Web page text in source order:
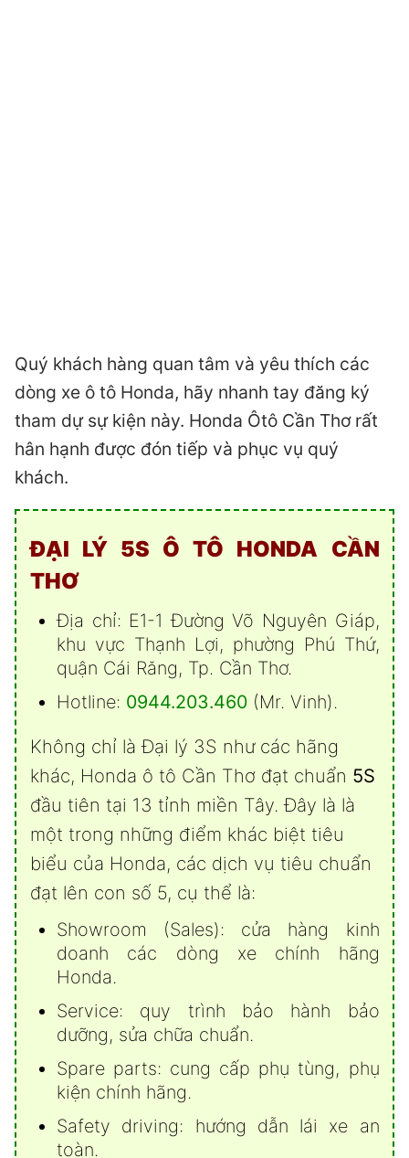
Quý khách hàng quan tâm và yêu thích các
dòng xe ô tô Honda, hãy nhanh tay đăng ký
tham dự sự kiện này. Honda Ôtô Cần Thơ rất
hân hạnh được đón tiếp và phục vụ quý
khách.
ĐẠI LÝ 5S Ô TÔ HONDA CẦN
THƠ
Địa chỉ: E1-1 Đường Võ Nguyên Giáp,
khu vực Thạnh Lợi, phường Phú Thứ,
quận Cái Răng, Tp. Cần Thơ.
Hotline: 0944.203.460 (Mr. Vinh).
Không chỉ là Đại lý 3S như các hãng
khác, Honda ô tô Cần Thơ đạt chuẩn 5S
đầu tiên tại 13 tỉnh miền Tây. Đây là là
một trong những điểm khác biệt tiêu
biểu của Honda, các dịch vụ tiêu chuẩn
đạt lên con số 5, cụ thể là:
Showroom (Sales): cửa hàng kinh
doanh các dòng xe chính hãng
Honda.
Service: quy trình bảo hành bảo
dưỡng, sửa chữa chuẩn.
Spare parts: cung cấp phụ tùng, phụ
kiện chính hãng.
Safety driving: hướng dẫn lái xe an
toàn.